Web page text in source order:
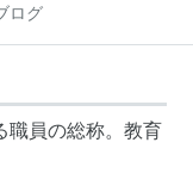
ログ
職員の総称。教育